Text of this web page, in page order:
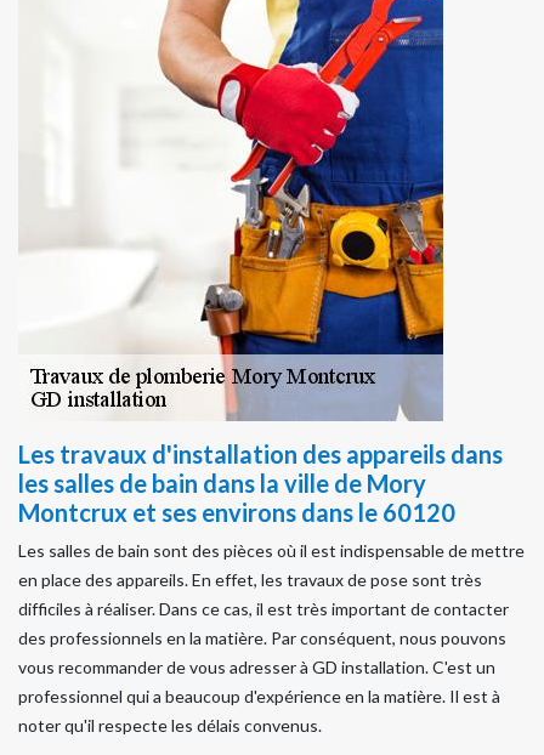
Les travaux d'installation des appareils dans
les salles de bain dans la ville de Mory
Montcrux et ses environs dans le 60120
Les salles de bain sont des pièces où il est indispensable de mettre
en place des appareils. En effet, les travaux de pose sont très
difficiles à réaliser. Dans ce cas, il est très important de contacter
des professionnels en la matière. Par conséquent, nous pouvons
vous recommander de vous adresser à GD installation. C'est un
professionnel qui a beaucoup d'expérience en la matière. Il est à
noter qu'il respecte les délais convenus.